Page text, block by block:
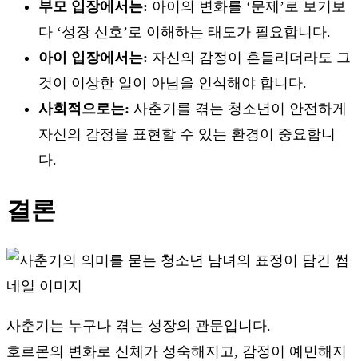
부모 입장에서는: 아이의 변화를 ‘문제’로 보기보
다 ‘성장 신호’로 이해하는 태도가 필요합니다.
아이 입장에서는: 자신의 감정이 흔들리더라도 그
것이 이상한 일이 아님을 인식해야 합니다.
사회적으로는: 사춘기를 겪는 청소년이 안전하게
자신의 감정을 표현할 수 있는 환경이 중요합니
다.
결론
사춘기는 누구나 겪는 성장의 관문입니다.
호르몬의 변화로 신체가 성숙해지고, 감정이 예민해지